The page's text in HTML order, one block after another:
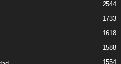
2544
1733
1618
1588
1554